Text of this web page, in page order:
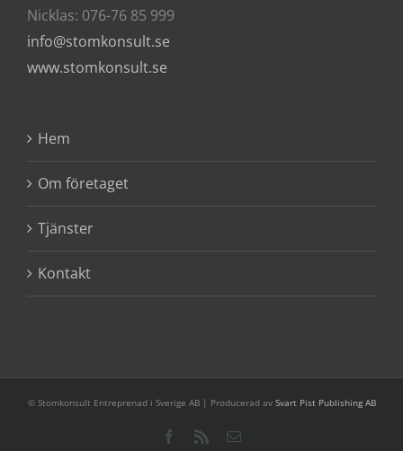
Nicklas: 076-76 85 999
info@stomkonsult.se
www.stomkonsult.se
Hem
Om företaget
Tjänster
Kontakt
© Stomkonsult Entreprenad i Sverige AB | Producerad av Svart Pist Publishing AB
Facebook
Rss
E-